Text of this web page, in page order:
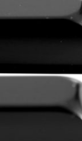
design DIY
Sommer